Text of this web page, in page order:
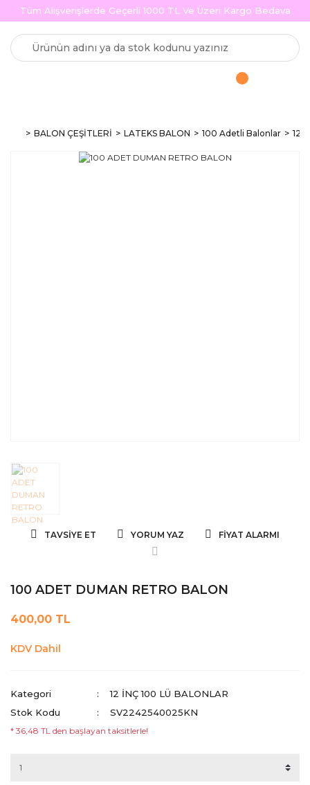
Tüm Alışverişlerde Geçerli 1000 TL Ve Üzeri Kargo Bedava
BALON ÇEŞİTLERİ LATEKS BALON 100 Adetli Balonlar 12
TAVSIYE ET YORUM YAZ FIYAT ALARMI
100 ADET DUMAN RETRO BALON
400,00 TL
KDV Dahil
Kategori
12 INÇ 100 LÜ BALONLAR
Stok Kodu
SV2242540025KN
* 36,48 TL den başlayan taksitlerle!